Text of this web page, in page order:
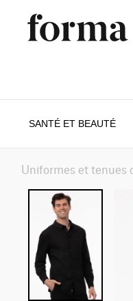
SANTÉ ET BEAUTÉ
Uniformes et tenues